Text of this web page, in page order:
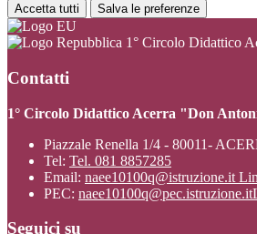
Accetta tutti Salva le preferenze
1° Circolo Didattico
Contatti
1° Circolo Didattico Acerra "Don
Piazzale Renella 1/4 - 80011-
Tel: Tel. 081 8857285
Email: naee10100q@istruzione.it
PEC: naee10100q@pec.istruzione.it
Seguici su